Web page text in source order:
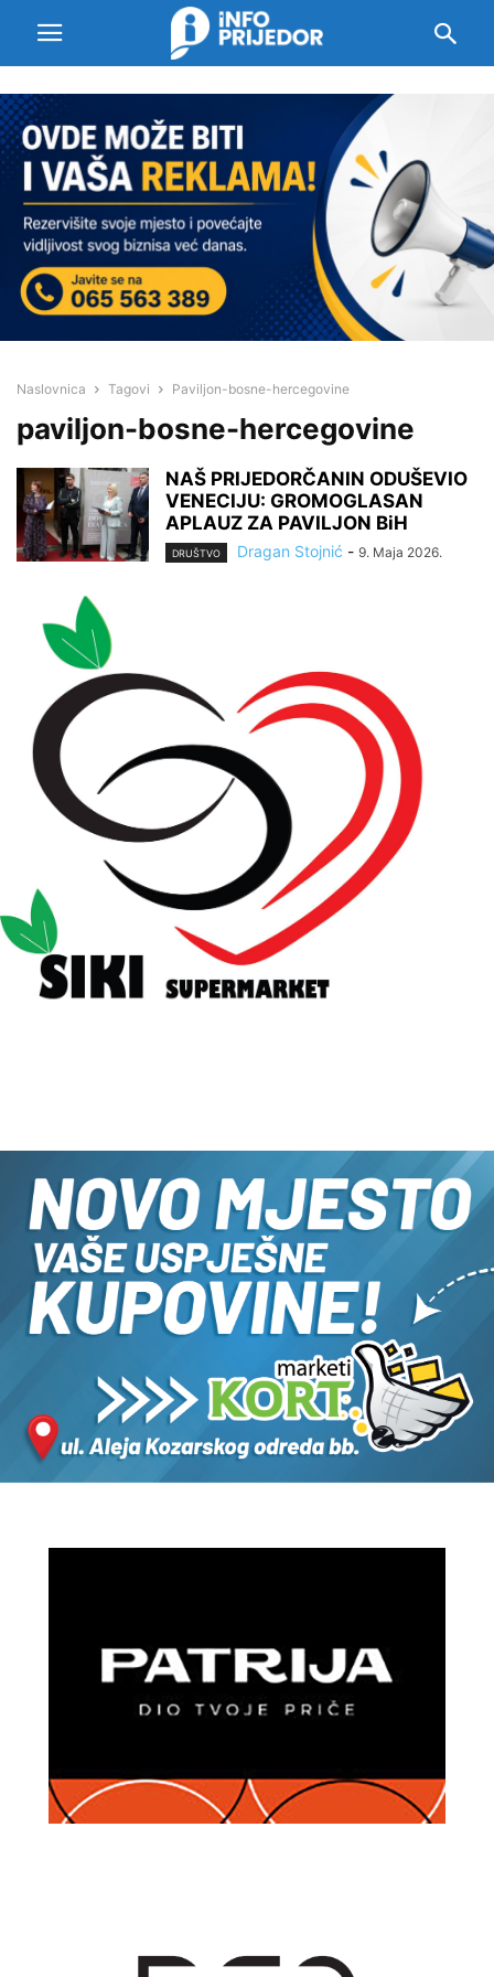
Naslovnica Tagovi Paviljon-bosne-hercegovine
paviljon-bosne-hercegovine
NAŠ PRIJEDORČANIN ODUŠEVIO
VENECIJU: GROMOGLASAN
APLAUZ ZA PAVILJON BiH
DRUŠTVO Dragan Stojnić - 9. Maja 2026.